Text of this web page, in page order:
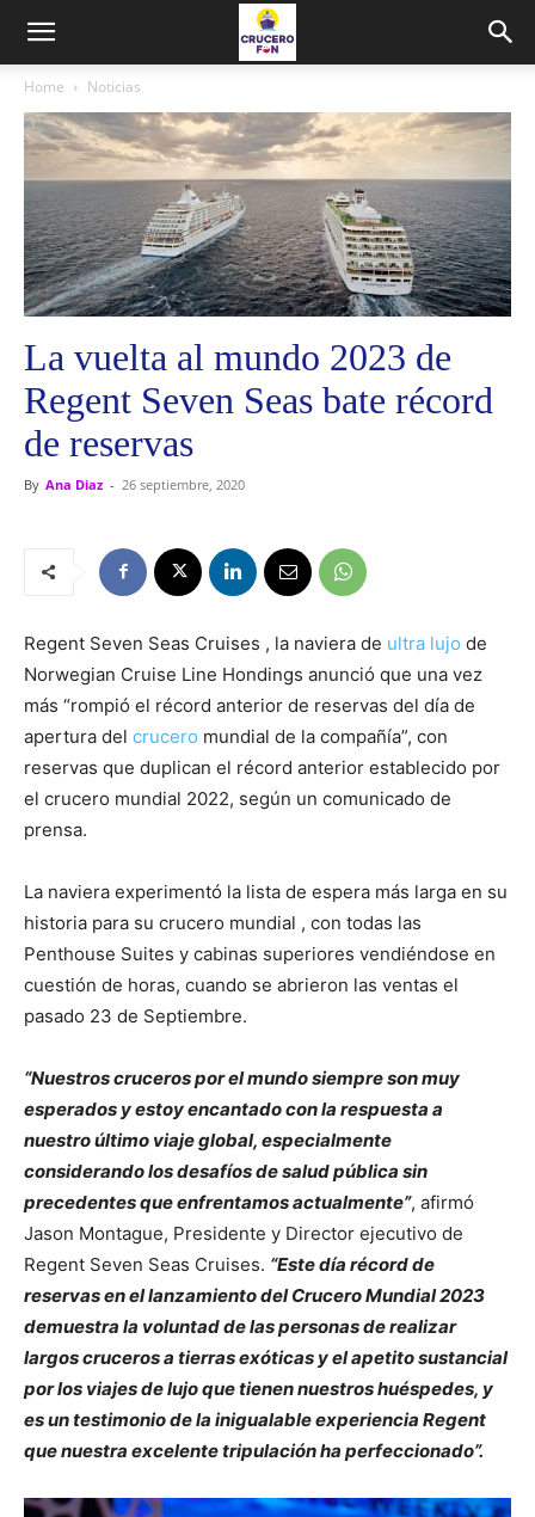
Home Noticias
La vuelta al mundo 2023 de
Regent Seven Seas bate récord
de reservas
By Ana Diaz - 26 septiembre, 2020
Regent Seven Seas Cruises , la naviera de ultra lujo de
Norwegian Cruise Line Hondings anunció que una vez
más “rompió el récord anterior de reservas del día de
apertura del crucero mundial de la compañía”, con
reservas que duplican el récord anterior establecido por
el crucero mundial 2022, según un comunicado de
prensa.
La naviera experimentó la lista de espera más larga en su
historia para su crucero mundial , con todas las
Penthouse Suites y cabinas superiores vendiéndose en
cuestión de horas, cuando se abrieron las ventas el
pasado 23 de Septiembre.
“Nuestros cruceros por el mundo siempre son muy
esperados y estoy encantado con la respuesta a
nuestro último viaje global, especialmente
considerando los desafíos de salud pública sin
precedentes que enfrentamos actualmente”, afirmó
Jason Montague, Presidente y Director ejecutivo de
Regent Seven Seas Cruises. “Este día récord de
reservas en el lanzamiento del Crucero Mundial 2023
demuestra la voluntad de las personas de realizar
largos cruceros a tierras exóticas y el apetito sustancial
por los viajes de lujo que tienen nuestros huéspedes, y
es un testimonio de la inigualable experiencia Regent
que nuestra excelente tripulación ha perfeccionado”.